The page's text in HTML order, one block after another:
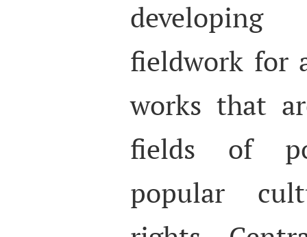
fieldwork for
works that
fields of
popular